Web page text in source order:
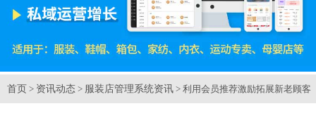
首页 > 资讯动态 > 服装店管理系统资讯 > 利用会员推荐激励拓展新老顾客